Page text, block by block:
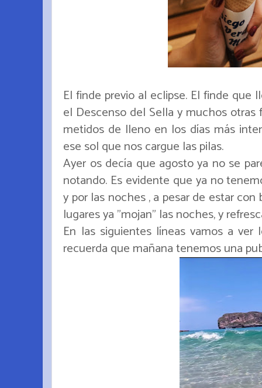
El finde previo al eclipse. El finde
el Descenso del Sella y muchos
metidos de lleno en los días más
ese sol que nos cargue las pilas.
Ayer os decía que agosto ya no se
notando. Es evidente que ya no
y por las noches , a pesar de estar
lugares ya "mojan" las noches, y
En las siguientes líneas vamos a
recuerda que mañana tenemos una